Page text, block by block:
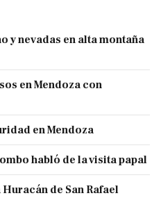
y nevadas en alta montaña
en Mendoza con
en Mendoza
habló de la visita papal
de San Rafael